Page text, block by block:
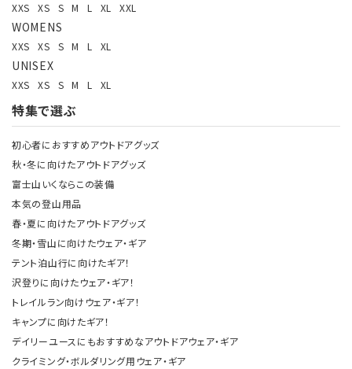
XXS XS S M L XL XXL
WOMENS
XXS XS S M L XL
UNISEX
XXS XS S M L XL
特集で選ぶ
初心者におすすめアウトドアグッズ
秋・冬に向けたアウトドアグッズ
富士山いくならこの装備
本気の登山用品
春・夏に向けたアウトドアグッズ
冬期・雪山に向けたウェア・ギア
テント泊山行に向けたギア！
沢登りに向けたウェア・ギア！
トレイルラン向けウェア・ギア！
キャンプに向けたギア！
デイリーユースにもおすすめなアウトドアウェア・ギア
クライミング・ボルダリング用ウェア・ギア